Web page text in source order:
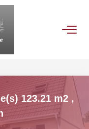
123.21 m2 ,